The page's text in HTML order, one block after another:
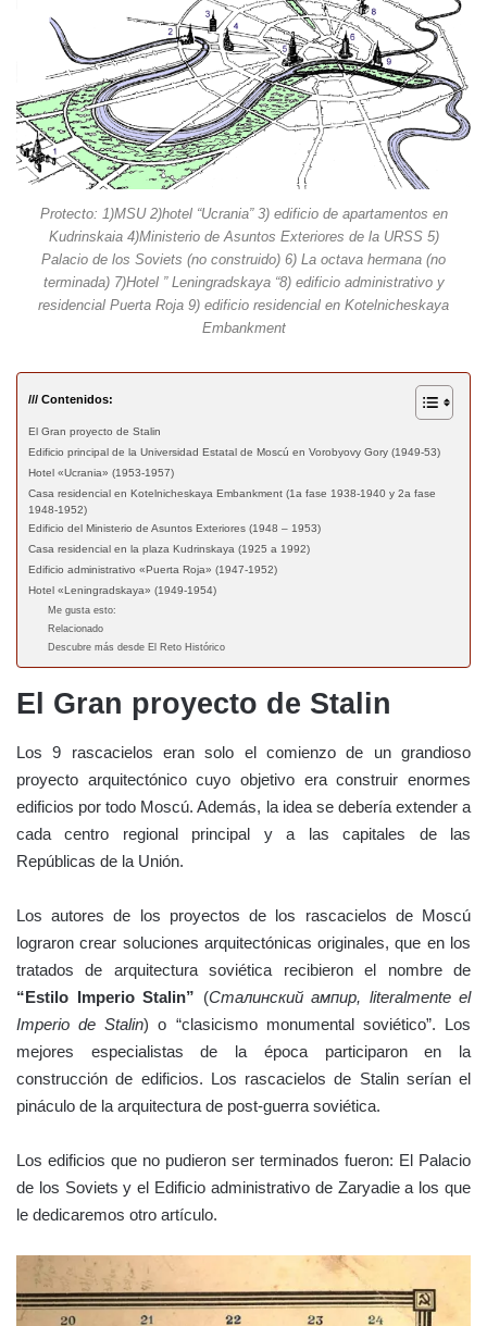
Protecto: 1)MSU 2)hotel “Ucrania” 3) edificio de apartamentos en
Kudrinskaia 4)Ministerio de Asuntos Exteriores de la URSS 5)
Palacio de los Soviets (no construido) 6) La octava hermana (no
terminada) 7)Hotel ” Leningradskaya “8) edificio administrativo y
residencial Puerta Roja 9) edificio residencial en Kotelnicheskaya
Embankment
/// Contenidos:
El Gran proyecto de Stalin
Edificio principal de la Universidad Estatal de Moscú en Vorobyovy Gory (1949-53)
Hotel «Ucrania» (1953-1957)
Casa residencial en Kotelnicheskaya Embankment (1a fase 1938-1940 y 2a fase
1948-1952)
Edificio del Ministerio de Asuntos Exteriores (1948 – 1953)
Casa residencial en la plaza Kudrinskaya (1925 a 1992)
Edificio administrativo «Puerta Roja» (1947-1952)
Hotel «Leningradskaya» (1949-1954)
Me gusta esto:
Relacionado
Descubre más desde El Reto Histórico
El Gran proyecto de Stalin
Los 9 rascacielos eran solo el comienzo de un grandioso
proyecto arquitectónico cuyo objetivo era construir enormes
edificios por todo Moscú. Además, la idea se debería extender a
cada centro regional principal y a las capitales de las
Repúblicas de la Unión.
Los autores de los proyectos de los rascacielos de Moscú
lograron crear soluciones arquitectónicas originales, que en los
tratados de arquitectura soviética recibieron el nombre de
“Estilo Imperio Stalin” (Сталинский ампир, literalmente el
Imperio de Stalin) o “clasicismo monumental soviético”. Los
mejores especialistas de la época participaron en la
construcción de edificios. Los rascacielos de Stalin serían el
pináculo de la arquitectura de post-guerra soviética.
Los edificios que no pudieron ser terminados fueron: El Palacio
de los Soviets y el Edificio administrativo de Zaryadie a los que
le dedicaremos otro artículo.